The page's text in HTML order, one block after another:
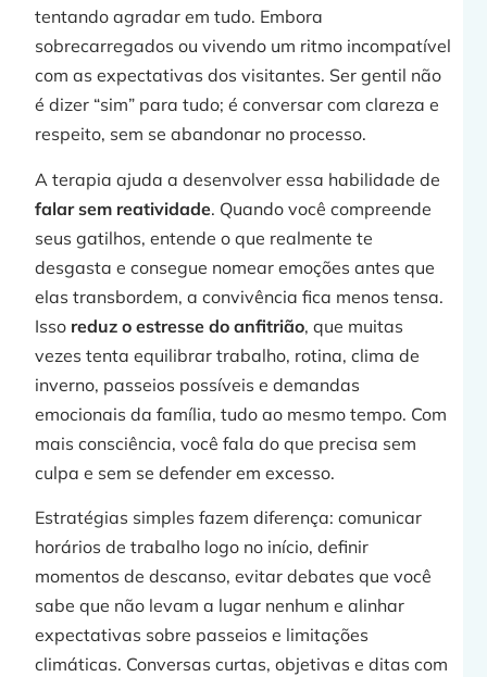
tentando agradar em tudo. Embora
sobrecarregados ou vivendo um ritmo incompatível
com as expectativas dos visitantes. Ser gentil não
é dizer “sim” para tudo; é conversar com clareza e
respeito, sem se abandonar no processo.
A terapia ajuda a desenvolver essa habilidade de
falar sem reatividade. Quando você compreende
seus gatilhos, entende o que realmente te
desgasta e consegue nomear emoções antes que
elas transbordem, a convivência fica menos tensa.
Isso reduz o estresse do anfitrião, que muitas
vezes tenta equilibrar trabalho, rotina, clima de
inverno, passeios possíveis e demandas
emocionais da família, tudo ao mesmo tempo. Com
mais consciência, você fala do que precisa sem
culpa e sem se defender em excesso.
Estratégias simples fazem diferença: comunicar
horários de trabalho logo no início, definir
momentos de descanso, evitar debates que você
sabe que não levam a lugar nenhum e alinhar
expectativas sobre passeios e limitações
climáticas. Conversas curtas, objetivas e ditas com